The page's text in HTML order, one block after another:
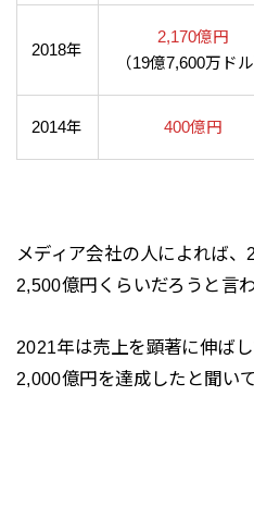
2018年
2,170億円
（19億7,600万ドル
2014年 400億円
メディア会社の人によれば
2,500億円くらいだろうと言わ
2021年は売上を顕著に伸ば
2,000億円を達成したと聞いて